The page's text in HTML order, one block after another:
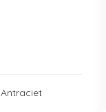
Antraciet